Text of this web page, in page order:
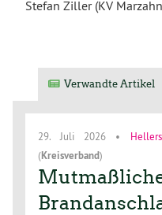
Stefan Ziller (KV
Verwandte Artikel
29. Juli 2026 •
(Kreisverband)